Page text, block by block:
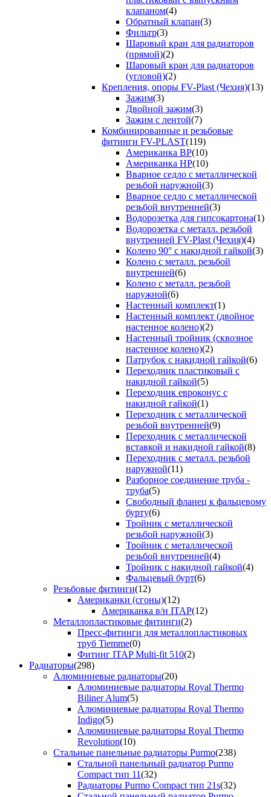
клапаном(4)
Обратный клапан(3)
Фильтр(3)
Шаровый кран для радиаторов
(прямой)(2)
Шаровый кран для радиаторов
(угловой)(2)
Крепления, опоры FV-Plast (Чехия)(13)
Зажим(3)
Двойной зажим(3)
Зажим с лентой(7)
Комбинированные и резьбовые
фитинги FV-PLAST(119)
Американка ВР(10)
Американка НР(10)
Вварное седло с металлической
резьбой наружной(3)
Вварное седло с металлической
резьбой внутренней(3)
Водорозетка для гипсокартона(1)
Водорозетка с металл. резьбой
внутренней FV-Plast (Чехия)(4)
Колено 90° с накидной гайкой(3)
Колено с металл. резьбой
внутренней(6)
Колено с металл. резьбой
наружной(6)
Настенный комплект(1)
Настенный комплект (двойное
настенное колено)(2)
Настенный тройник (сквозное
настенное колено)(2)
Патрубок с накидной гайкой(6)
Переходник пластиковый с
накидной гайкой(5)
Переходник евроконус с
накидной гайкой(1)
Переходник с металлической
резьбой внутренней(9)
Переходник с металлической
вставкой и накидной гайкой(8)
Переходник с металл. резьбой
наружной(11)
Разборное соединение труба -
труба(5)
Свободный фланец к фальцевому
бурту(6)
Тройник с металлической
резьбой наружной(3)
Тройник с металлической
резьбой внутренней(4)
Тройник с накидной гайкой(4)
Фальцевый бурт(6)
Резьбовые фитинги(12)
Американки (сгоны)(12)
Американка в/н ITAP(12)
Металлопластиковые фитинги(2)
Пресс-фитинги для металлопластиковых
труб Tiemme(0)
Фитинг ITAP Multi-fit 510(2)
Радиаторы(298)
Алюминиевые радиаторы(20)
Алюминиевые радиаторы Royal Thermo
Biliner Alum(5)
Алюминиевые радиаторы Royal Thermo
Indigo(5)
Алюминиевые радиаторы Royal Thermo
Revolution(10)
Стальные панельные радиаторы Purmo(238)
Стальной панельный радиатор Purmo
Compact тип 11(32)
Радиаторы Purmo Compact тип 21s(32)